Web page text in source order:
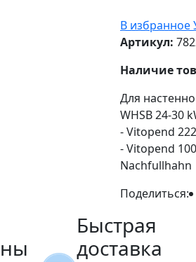
В избранное
Артикул:
Наличие
Для
WHSB 24-30
- Vitopend
- Vitopend
Nachfullhahn
Поделиться:
Быстрая
доставка